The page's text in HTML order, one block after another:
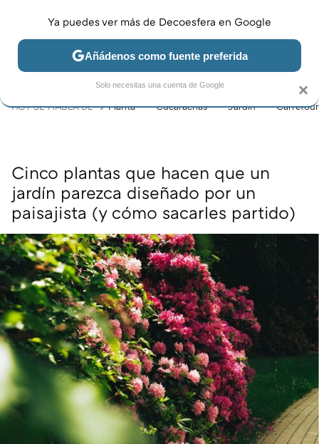
JARDÍN Y TERRAZA SALÓN DORMITORIO COCINA
HOY SE HABLA DE Planta Cucarachas Jardín Carrefour
Cinco plantas que hacen que un
jardín parezca diseñado por un
paisajista (y cómo sacarles partido)
×
Ya puedes ver más de Decoesfera en Google
Añádenos como fuente preferida
Solo necesitas una cuenta de Google